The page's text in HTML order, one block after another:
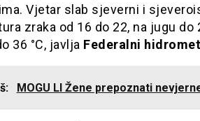
Vjetar slab sjeverni i
zraka od 16 do 22, na jugu do
36 °C, javlja Federalni
MOGU LI Žene prepoznati